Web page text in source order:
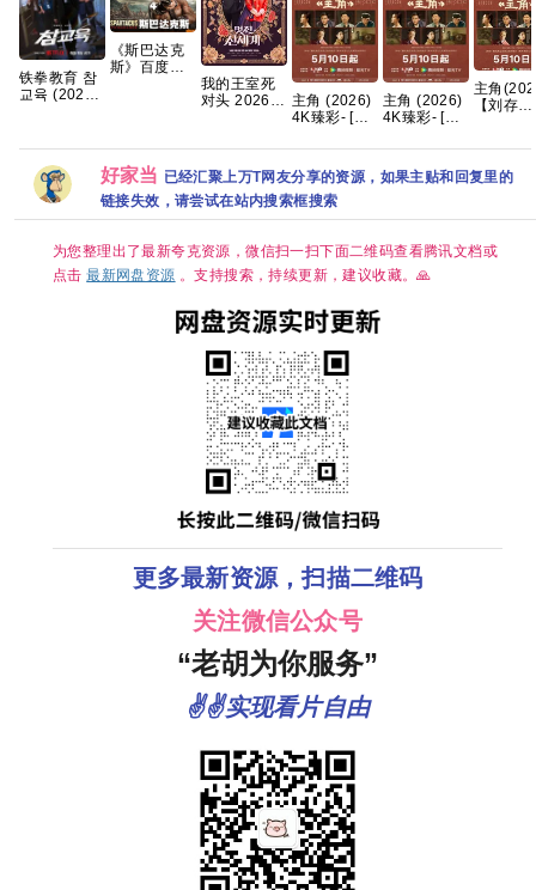
铁拳教育 참
교육 (2026)
8GB】
《斯巴达克
斯》百度云
我的王室死
对头 2026
情】 【林智
妍 / 许南
俊】【韩剧
中字】
主角 (2026)
4K臻彩- [剧
浩存/秦海璐
国语中字 [单
集约1GB]
主角 (2026)
4K臻彩- [剧
浩存/秦海璐
国语中字 [单
集约1GB]
主角
【刘存
幕/夸克/
网盘资源
【单集1
好家当 已经汇聚上万T网友分享的资源，如果主贴和回复里的
链接失效，请尝试在站内搜索框搜索
为您整理出了最新夸克资源，微信扫一扫下面二维码查看腾讯文档或
点击最新网盘资源 。支持搜索，持续更新，建议收藏。🙏
更多最新资源，扫描二维码
关注微信公众号
“老胡为你服务”
✌✌实现看片自由